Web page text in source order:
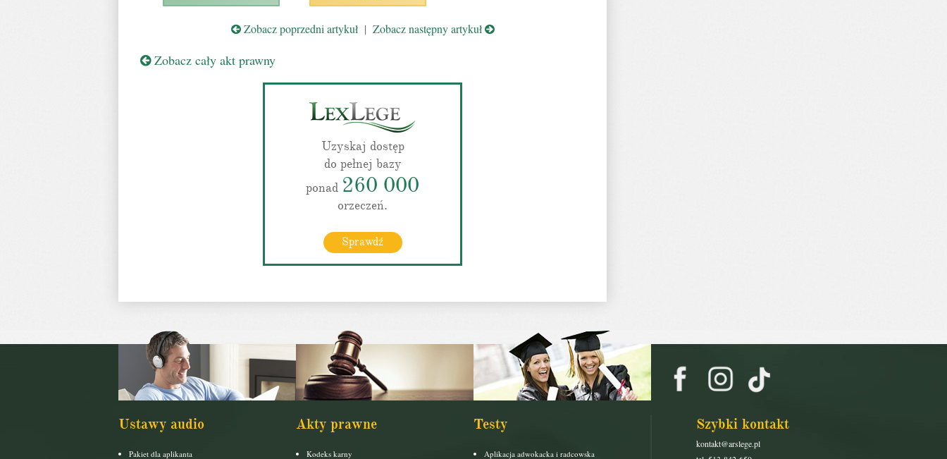
Zobacz poprzedni artykuł| Zobacz następny artykuł
Zobacz cały akt prawny
Uzyskaj dostęp
do pełnej bazy
ponad 260 000
orzeczeń.
Sprawdź
Ustawy audio
Pakiet dla aplikanta
Akty prawne
Kodeks karny
Testy
Aplikacja adwokacka i radcowska
Szybki kontakt
kontakt@arslege.pl